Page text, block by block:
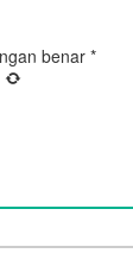
benar *